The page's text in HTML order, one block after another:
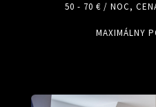
50 - 70 € / NOC,
MAXIMÁLNY